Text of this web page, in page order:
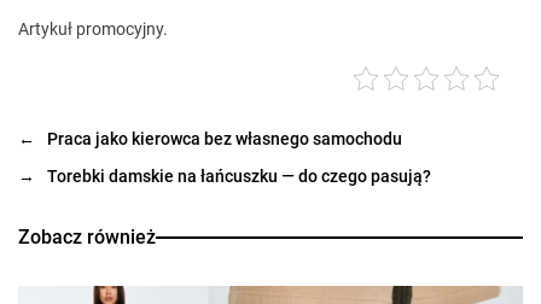
Artykuł promocyjny.
←
Praca jako kierowca bez własnego samochodu
→
Torebki damskie na łańcuszku — do czego pasują?
Zobacz również